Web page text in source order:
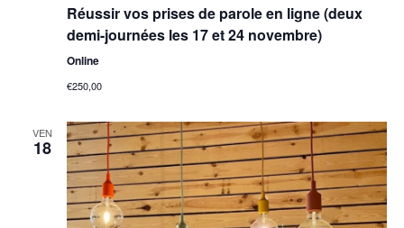
Réussir vos prises de parole en ligne (deux
demi-journées les 17 et 24 novembre)
Online
€250,00
VEN
18